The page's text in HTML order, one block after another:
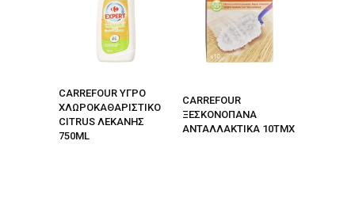
CARREFOUR ΥΓΡΟ
ΧΛΩΡΟΚΑΘΑΡΙΣΤΙΚΟ
CITRUS ΛΕΚΑΝΗΣ
750ML
CARRΕFOUR
ΞΕΣΚΟΝΟΠΑΝΑ
ΑΝΤΑΛΛΑΚΤΙΚΑ 10ΤΜΧ